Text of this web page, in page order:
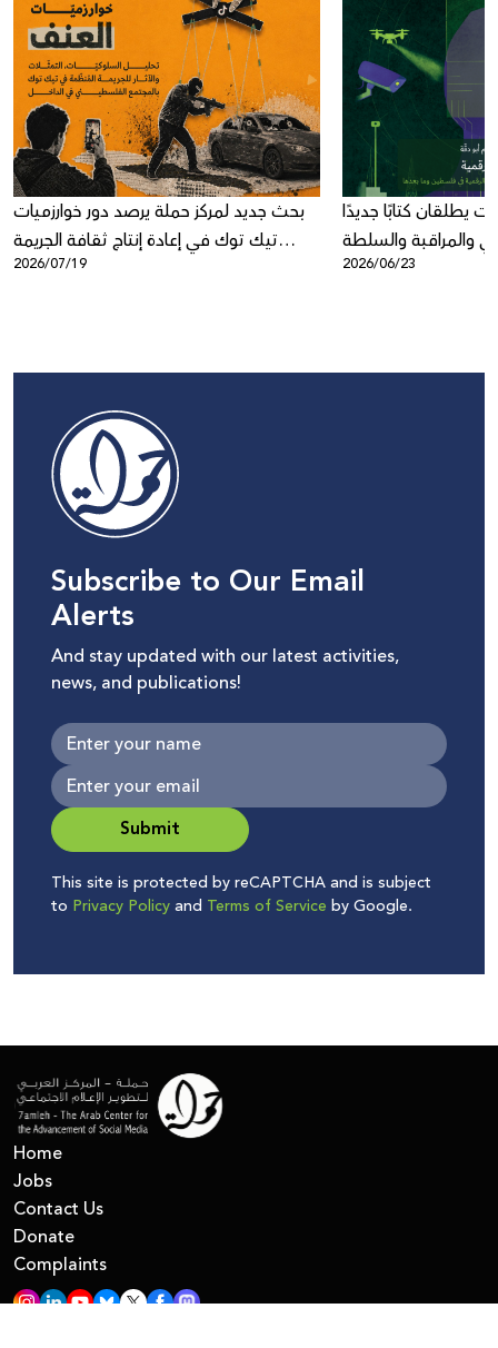
بحث جديد لمركز حملة يرصد دور خوارزميات
تيك توك في إعادة إنتاج ثقافة الجريمة
المنظمة في المجتمع الفلسطيني في
2026/07/19
يطلقان كتابًا جديدًا
والمراقبة والسلطة
الرقمية
2026/06/23
Subscribe to Our Email
Alerts
And stay updated with our latest activities,
news, and publications!
Submit
This site is protected by reCAPTCHA and is subject
to Privacy Policyand Terms of Service by Google.
Home
Jobs
Contact Us
Donate
Complaints